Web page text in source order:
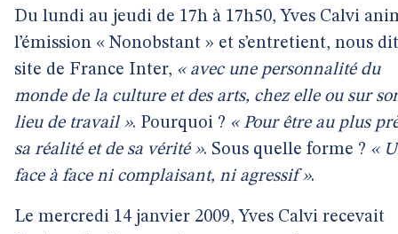
Du lundi au jeudi de 17h à 17h50, Yves Calvi
l’émission « Nonobstant » et s’entretient, nous
site de France Inter, « avec une personnalité du
monde de la culture et des arts, chez elle ou sur
lieu de travail ». Pourquoi ? « Pour être au plus
sa réalité et de sa vérité ». Sous quelle forme ? «
face à face ni complaisant, ni agressif ».
Le mercredi 14 janvier 2009, Yves Calvi recevait